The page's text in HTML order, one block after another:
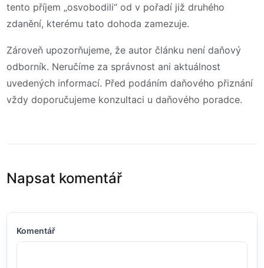
tento příjem „osvobodili“ od v pořadí již druhého
zdanění, kterému tato dohoda zamezuje.
Zároveň upozorňujeme, že autor článku není daňový
odborník. Neručíme za správnost ani aktuálnost
uvedených informací. Před podáním daňového přiznání
vždy doporučujeme konzultaci u daňového poradce.
Napsat komentář
Komentář